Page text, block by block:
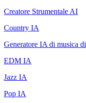
Creatore Strumentale AI
Country IA
Generatore IA di musica
EDM IA
Jazz IA
Pop IA